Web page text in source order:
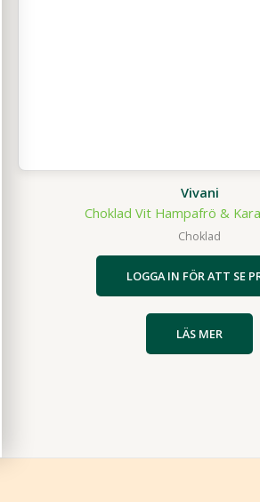
Vivani
Choklad Vit Hampafrö &
Choklad
LOGGA IN FÖR ATT SE
LÄS MER